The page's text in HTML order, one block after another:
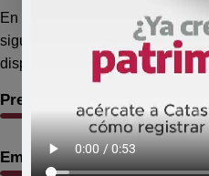
En caso de emergencia,
siguientes números de
disponibles para brindar apoyo
Presidencia Municipal — 783
Emergencias generales —